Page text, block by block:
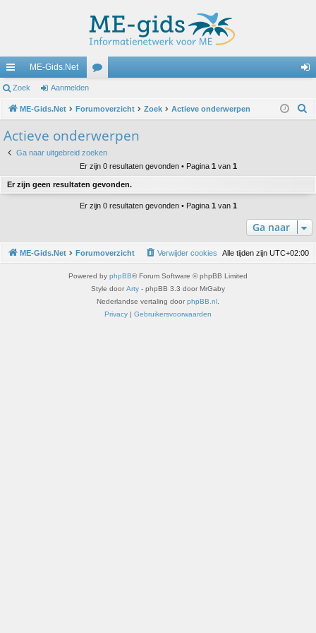
ne
lle
lin
ks
ME-Gids.Net
u
s
m
Zoek Aanmelden
ME-Gids.Net Forumoverzicht Zoek Actieve onderwerpen
Actieve onderwerpen
Ga naar uitgebreid zoeken
Er zijn 0 resultaten gevonden • Pagina 1 van 1
Er zijn geen resultaten gevonden.
Er zijn 0 resultaten gevonden • Pagina 1 van 1
Ga naar
ME-Gids.Net Forumoverzicht Alle tijden zijn UTC+02:00
Verwijder cookies
Powered by phpBB® Forum Software © phpBB Limited
Style door Arty - phpBB 3.3 door MrGaby
Nederlandse vertaling door phpBB.nl.
Privacy | Gebruikersvoorwaarden